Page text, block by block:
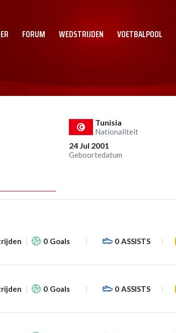
FORUM WEDSTRIJDEN VOETBALPOOL
Tunisia
Nationaliteit
24 Jul 2001
Geboortedatum
0 Goals 0 ASSISTS
0 Goals 0 ASSISTS